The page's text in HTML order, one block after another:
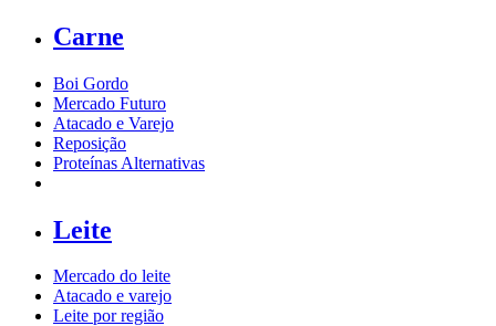
Carne
Boi Gordo
Mercado Futuro
Atacado e Varejo
Reposição
Proteínas Alternativas
Leite
Mercado do leite
Atacado e varejo
Leite por região